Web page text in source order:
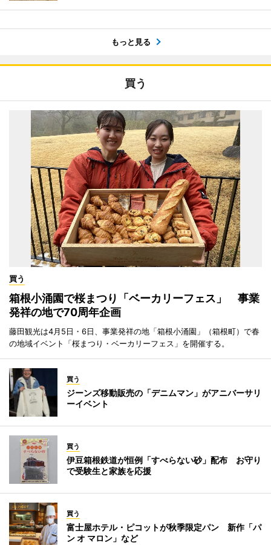
もっと見る
買う
買う
箱根小涌園で桜まつり「ベーカリーフェス」 事業
発祥の地で70周年企画
藤田観光は4月5日・6日、事業発祥の地「箱根小涌園」（箱根町）で春
の地域イベント「桜まつり・ベーカリーフェス」を開催する。
買う
ジーンズ移動販売の「デニムマン」がアニバーサリ
ーイベント
買う
伊豆箱根鉄道が恒例「すべらない砂」配布 お守り
で受験生と家族を応援
買う
富士屋ホテル・ピコットが秋季限定パン 新作「パ
ン オ マロン」など